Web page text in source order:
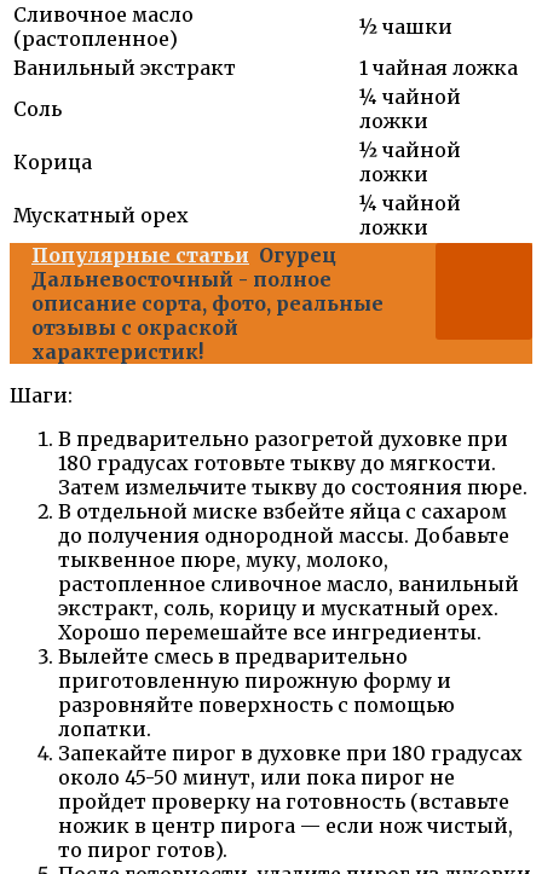
Сливочное масло
(растопленное)
½ чашки
Ванильный экстракт
1 чайная ложка
Соль
¼ чайной
ложки
Корица
½ чайной
ложки
Мускатный орех
¼ чайной
ложки
Популярные статьи Огурец
Дальневосточный - полное
описание сорта, фото, реальные
отзывы с окраской
характеристик!
Шаги:
В предварительно разогретой духовке при
180 градусах готовьте тыкву до мягкости.
Затем измельчите тыкву до состояния пюре.
В отдельной миске взбейте яйца с сахаром
до получения однородной массы. Добавьте
тыквенное пюре, муку, молоко,
растопленное сливочное масло, ванильный
экстракт, соль, корицу и мускатный орех.
Хорошо перемешайте все ингредиенты.
Вылейте смесь в предварительно
приготовленную пирожную форму и
разровняйте поверхность с помощью
лопатки.
Запекайте пирог в духовке при 180 градусах
около 45-50 минут, или пока пирог не
пройдет проверку на готовность (вставьте
ножик в центр пирога — если нож чистый,
то пирог готов).